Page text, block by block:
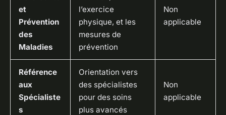
et
Prévention
des
Maladies
l’exercice
physique, et les
mesures de
prévention
Non
applicable
Référence
aux
Spécialiste
s
Orientation vers
des spécialistes
pour des soins
plus avancés
Non
applicable